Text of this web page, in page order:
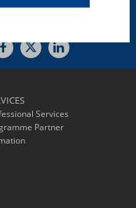
newsletter
Services
Partner